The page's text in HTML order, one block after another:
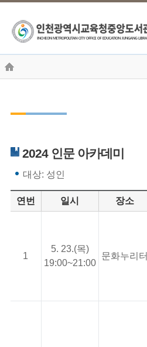
2024 인문 아카데미
대상: 성인
연번 일시 장소
1
5. 23.(목)
19:00~21:00
문화누리터